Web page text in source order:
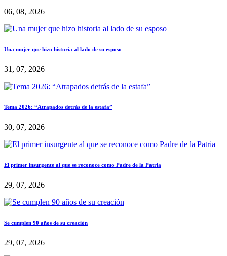
06, 08, 2026
Una mujer que hizo historia al lado de su esposo
31, 07, 2026
Tema 2026: “Atrapados detrás de la estafa”
30, 07, 2026
El primer insurgente al que se reconoce como Padre de la Patria
29, 07, 2026
Se cumplen 90 años de su creación
29, 07, 2026